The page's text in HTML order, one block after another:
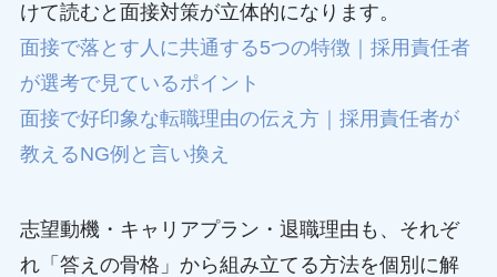
けて読むと面接対策が立体的になります。
面接で落とす人に共通する5つの特徴｜採用責任者
が選考で見ているポイント
面接で好印象な転職理由の伝え方｜採用責任者が
教えるNG例と言い換え
志望動機・キャリアプラン・退職理由も、それぞ
れ「答えの骨格」から組み立てる方法を個別に解